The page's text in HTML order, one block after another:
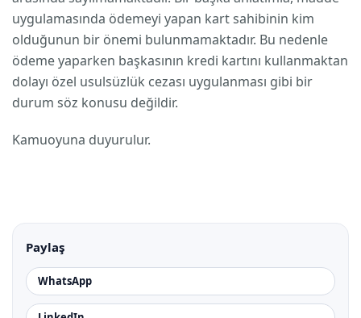
uygulamasında ödemeyi yapan kart sahibinin kim
olduğunun bir önemi bulunmamaktadır. Bu nedenle
ödeme yaparken başkasının kredi kartını kullanmaktan
dolayı özel usulsüzlük cezası uygulanması gibi bir
durum söz konusu değildir.
Kamuoyuna duyurulur.
Paylaş
WhatsApp